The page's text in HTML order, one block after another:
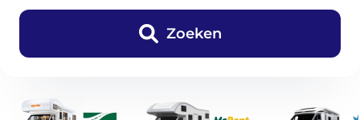
Zoeken